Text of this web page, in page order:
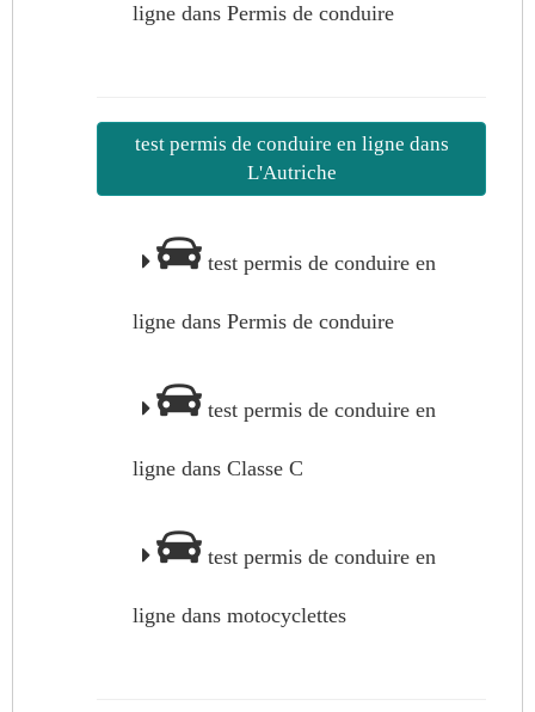
ligne dans Permis de conduire
test permis de conduire en ligne dans
L'Autriche
test permis de conduire en
ligne dans Permis de conduire
test permis de conduire en
ligne dans Classe C
test permis de conduire en
ligne dans motocyclettes